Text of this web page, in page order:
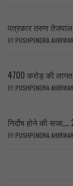
पत्रकार तरुण
BY PUSHPENDRA AHIRWAR
4700 करोड़ की
BY PUSHPENDRA AHIRWAR
निर्दोष होने की
BY PUSHPENDRA AHIRWAR